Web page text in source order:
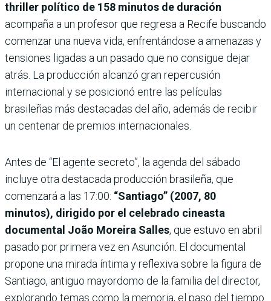
thriller político de 158 minutos de duración
acompaña a un profesor que regresa a Recife buscando
comenzar una nueva vida, enfrentándose a amenazas y
tensiones ligadas a un pasado que no consigue dejar
atrás. La producción alcanzó gran repercusión
internacional y se posicionó entre las películas
brasileñas más destacadas del año, además de recibir
un centenar de premios internacionales.
Antes de “El agente secreto”, la agenda del sábado
incluye otra destacada producción brasileña, que
comenzará a las 17:00: “Santiago” (2007, 80
minutos), dirigido por el celebrado cineasta
documental João Moreira Salles, que estuvo en abril
pasado por primera vez en Asunción. El documental
propone una mirada íntima y reflexiva sobre la figura de
Santiago, antiguo mayordomo de la familia del director,
explorando temas como la memoria, el paso del tiempo